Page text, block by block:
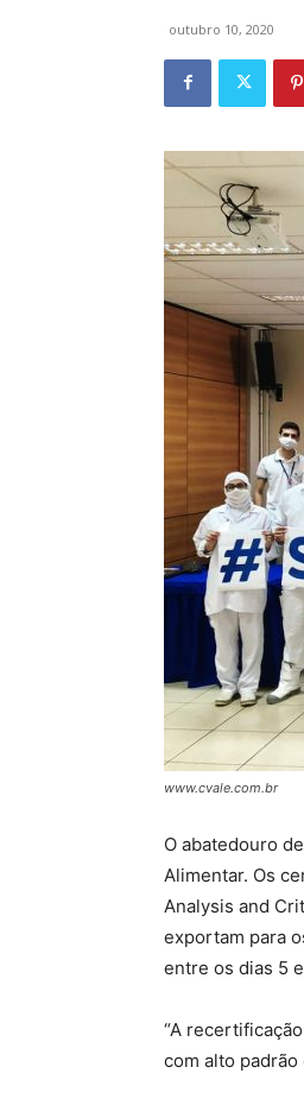
outubro 10, 2020
www.cvale.com.br
O abatedouro
Alimentar. Os
Analysis and
exportam para
entre os dias 5
“A
com alto